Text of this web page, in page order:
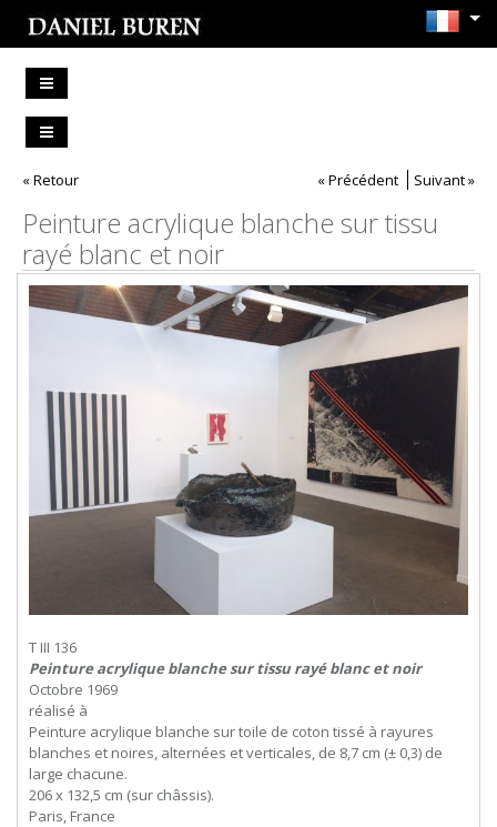
« Retour « Précédent Suivant »
Peinture acrylique blanche sur tissu
rayé blanc et noir
T III 136
Peinture acrylique blanche sur tissu rayé blanc et noir
Octobre 1969
réalisé à
Peinture acrylique blanche sur toile de coton tissé à rayures
blanches et noires, alternées et verticales, de 8,7 cm (± 0,3) de
large chacune.
206 x 132,5 cm (sur châssis).
Paris, France